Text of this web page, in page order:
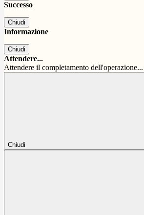
Successo
Chiudi
Informazione
Chiudi
Attendere...
Attendere il completamento dell'operazione...
Chiudi